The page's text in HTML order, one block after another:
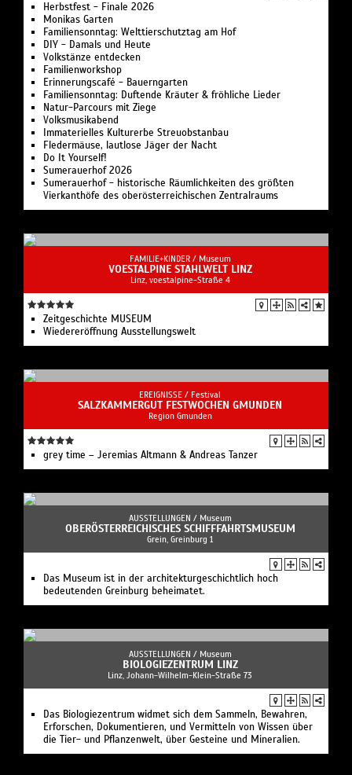
Herbstfest - Finale 2026
Monikas Garten
Familiensonntag: Welt­tier­schutz­tag am Hof
DIY - Damals und Heute
Volkstänze entdecken
Familienworkshop
Erinnerungs­café - Bauerngarten
Familiensonntag: Duftende Kräuter & fröhliche Lieder
Natur-Parcours mit Ziege
Volksmusikabend
Immaterielles Kulturerbe Streuobstanbau
Fledermäuse, lautlose Jäger der Nacht
Do It Yourself!
Sumerauerhof 2026
Sumerauerhof - historische Räumlichkeiten des größten
Vierkanthöfe des oberösterreichischen Zentralraums
FAMILIE+KINDER / Museum
VOESTALPINE STAHLWELT LINZ
Linz, voestalpine-Straße 4
Zeitgeschichte MUSEUM
Wiedereröffnung Ausstellungswelt
EREIGNISSE / Festival
SALZKAMMERGUT FESTWOCHEN GMUNDEN
Region Gmunden
grey time – Jeremias Altmann & Andreas Tanzer
AUSSTELLUNGEN / Museum
OBERÖSTERREICHISCHES SCHIFFFAHRTSMUSEUM
Grein, Greinburg 1
Das Museum ist in der architekturgeschichtlich hoch
bedeutenden Greinburg beheimatet.
AUSSTELLUNGEN / Museum
BIOLOGIEZENTRUM LINZ
Linz, Johann-Wilhelm-Klein-Straße 73
Das Biologiezentrum widmet sich dem Sammeln, Bewahren,
Erforschen, Dokumentieren, und Vermitteln von Wissen über
die Tier- und Pflanzenwelt, über Gesteine und Mineralien.